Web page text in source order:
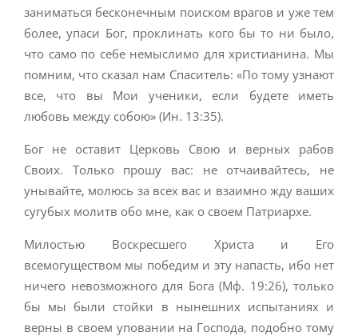
заниматься бесконечным поиском врагов и уже тем
более, упаси Бог, проклинать кого бы то ни было,
что само по себе немыслимо для христианина. Мы
помним, что сказал нам Спаситель: «По тому узнают
все, что вы Мои ученики, если будете иметь
любовь между собою» (Ин. 13:35).
Бог не оставит Церковь Свою и верных рабов
Своих. Только прошу вас: не отчаивайтесь, не
унывайте, молюсь за всех вас и взаимно жду ваших
сугубых молитв обо мне, как о своем Патриархе.
Милостью Воскресшего Христа и Его
всемогуществом мы победим и эту напасть, ибо нет
ничего невозможного для Бога (Мф. 19:26), только
бы мы были стойки в нынешних испытаниях и
верны в своем уповании на Господа, подобно тому